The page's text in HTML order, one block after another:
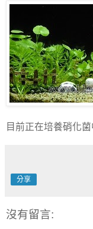
目前正在培養硝化
分享
沒有留言: